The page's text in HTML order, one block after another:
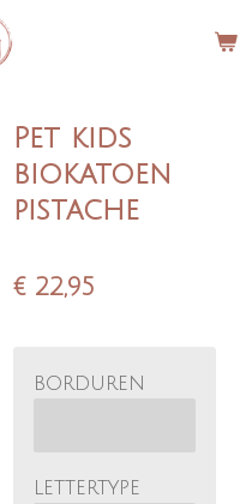
Pet kids
biokatoen
pistache
€ 22,95
borduren
lettertype